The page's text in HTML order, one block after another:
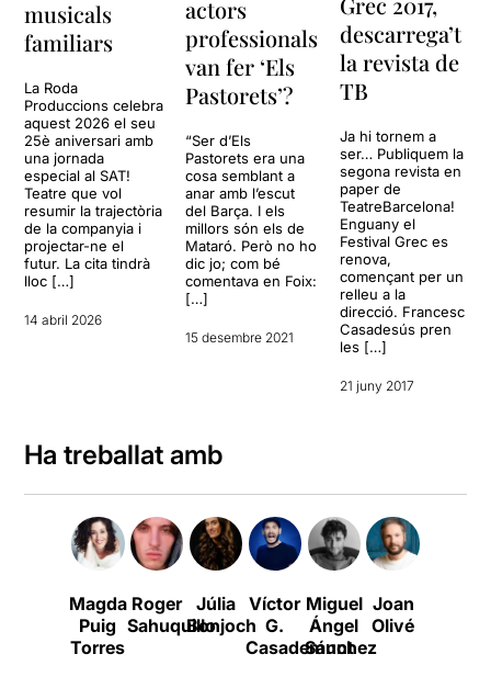
musicals
familiars
La Roda
Produccions celebra
aquest 2026 el seu
25è aniversari amb
una jornada
especial al SAT!
Teatre que vol
resumir la trajectòria
de la companyia i
projectar-ne el
futur. La cita tindrà
lloc […]
14 abril 2026
actors
professionals
van fer ‘Els
Pastorets’?
“Ser d’Els
Pastorets era una
cosa semblant a
anar amb l’escut
del Barça. I els
millors són els de
Mataró. Però no ho
dic jo; com bé
comentava en Foix:
[…]
15 desembre 2021
descarrega’t
la revista de
TB
Ja hi tornem a
ser… Publiquem la
segona revista en
paper de
TeatreBarcelona!
Enguany el
Festival Grec es
renova,
començant per un
relleu a la
direcció. Francesc
Casadesús pren
les […]
21 juny 2017
Ha treballat amb
Magda
Puig
Torres
Roger
Sahuquillo
Júlia
Bonjoch
Víctor
G.
Casademunt
Miguel
Ángel
Sánchez
Joan
Olivé